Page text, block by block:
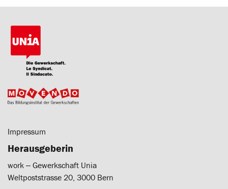
Impressum
Herausgeberin
work ‒ Gewerkschaft Unia
Weltpoststrasse 20, 3000 Bern